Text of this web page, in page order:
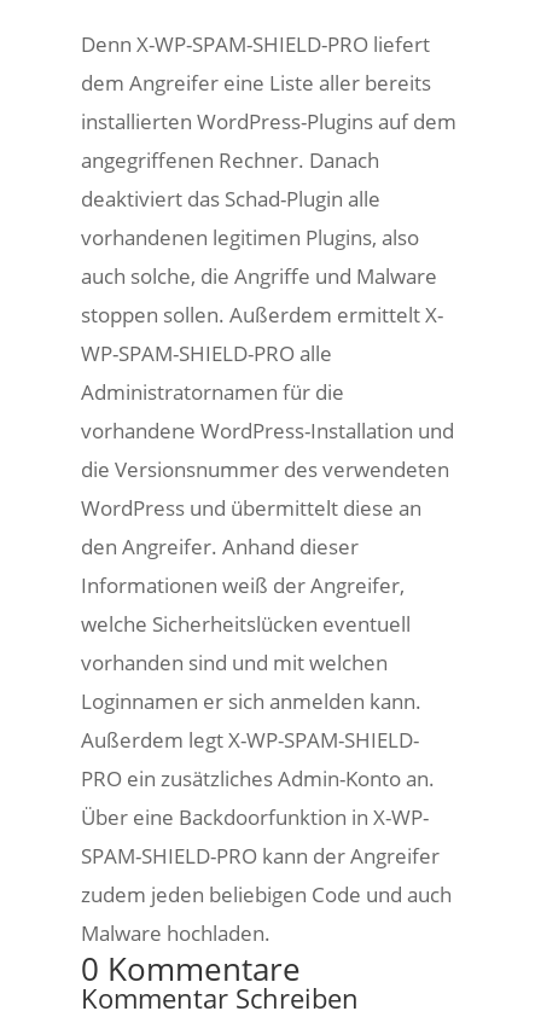
Denn X-WP-SPAM-SHIELD-PRO liefert
dem Angreifer eine Liste aller bereits
installierten WordPress-Plugins auf dem
angegriffenen Rechner. Danach
deaktiviert das Schad-Plugin alle
vorhandenen legitimen Plugins, also
auch solche, die Angriffe und Malware
stoppen sollen. Außerdem ermittelt X-
WP-SPAM-SHIELD-PRO alle
Administratornamen für die
vorhandene WordPress-Installation und
die Versionsnummer des verwendeten
WordPress und übermittelt diese an
den Angreifer. Anhand dieser
Informationen weiß der Angreifer,
welche Sicherheitslücken eventuell
vorhanden sind und mit welchen
Loginnamen er sich anmelden kann.
Außerdem legt X-WP-SPAM-SHIELD-
PRO ein zusätzliches Admin-Konto an.
Über eine Backdoorfunktion in X-WP-
SPAM-SHIELD-PRO kann der Angreifer
zudem jeden beliebigen Code und auch
Malware hochladen.
0 Kommentare
Kommentar Schreiben